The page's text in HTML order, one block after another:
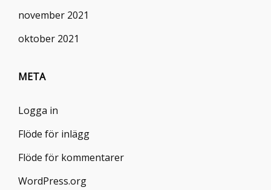
november 2021
oktober 2021
META
Logga in
Flöde för inlägg
Flöde för kommentarer
WordPress.org